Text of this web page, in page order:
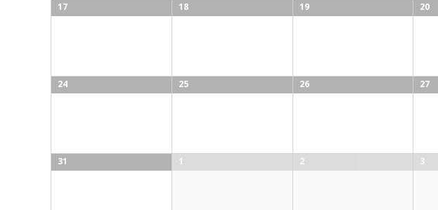
17 18 19 20
24 25 26 27
31 1 2 3